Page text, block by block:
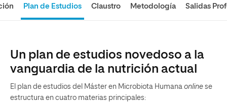
Plan de Estudios Claustro Metodología Salidas
Un plan de estudios novedoso a la
vanguardia de la nutrición actual
El plan de estudios del Máster en Microbiota Humana online se
estructura en cuatro materias principales: